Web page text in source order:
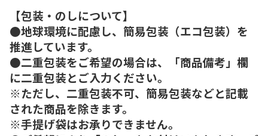
【包装・のしについて】
●地球環境に配慮し、簡易包装（エコ包装）を
推進しています。
●二重包装をご希望の場合は、「商品備考」欄
に二重包装とご入力ください。
※ただし、二重包装不可、簡易包装などと記載
された商品を除きます。
※手提げ袋はお承りできません。